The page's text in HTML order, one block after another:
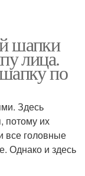
шапки
лица.
по
Здесь
потому их
все головные
Однако и здесь